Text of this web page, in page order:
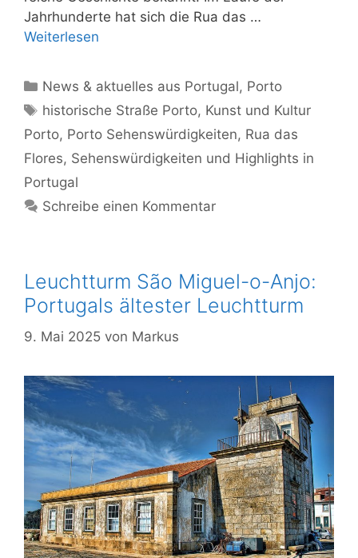
Jahrhunderte hat sich die Rua das …
Weiterlesen
Kategorien
News & aktuelles aus Portugal, Porto
Schlagwörter
historische Straße Porto, Kunst und Kultur
Porto, Porto Sehenswürdigkeiten, Rua das
Flores, Sehenswürdigkeiten und Highlights in
Portugal
Schreibe einen Kommentar
Leuchtturm São Miguel-o-Anjo:
Portugals ältester Leuchtturm
9. Mai 2025 von Markus